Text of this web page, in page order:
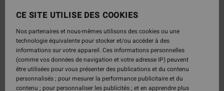
CE SITE UTILISE DES COOKIES
Nos partenaires et nous-mêmes utilisons des cookies ou une
technologie équivalente pour stocker et/ou accéder à des
informations sur votre appareil. Ces informations personnelles
(comme vos données de navigation et votre adresse IP) peuvent
être utilisées pour vous présenter des publications et du contenu
personnalisés ; pour mesurer la performance publicitaire et du
contenu ; pour personnaliser les publicités ; et en apprendre plus